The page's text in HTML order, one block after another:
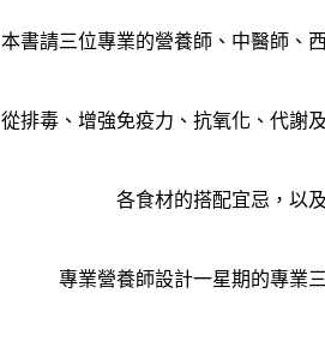
本書請三位專業的營養師、中醫師、
從排毒、增強免疫力、抗氧化、代謝
各食材的搭配宜忌，以
專業營養師設計一星期的專業